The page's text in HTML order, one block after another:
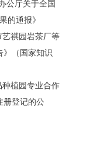
公厅关于全国
的通报》
艺祺园岩茶厂等
》（国家知识
种植园专业合作
册登记的公